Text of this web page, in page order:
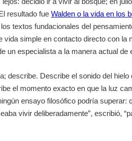
resultado fueWalden o la vida en los
textos fundacionales del
vida simple en contacto directo con
un especialista a la manera actual
describe. Describe el sonido del
el momento exacto en que la luz
ensayo filosófico podría
vivir deliberadamente”, escribió,